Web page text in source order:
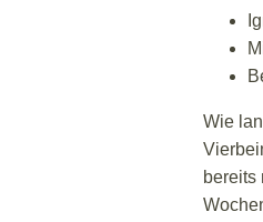
Wie
bereits